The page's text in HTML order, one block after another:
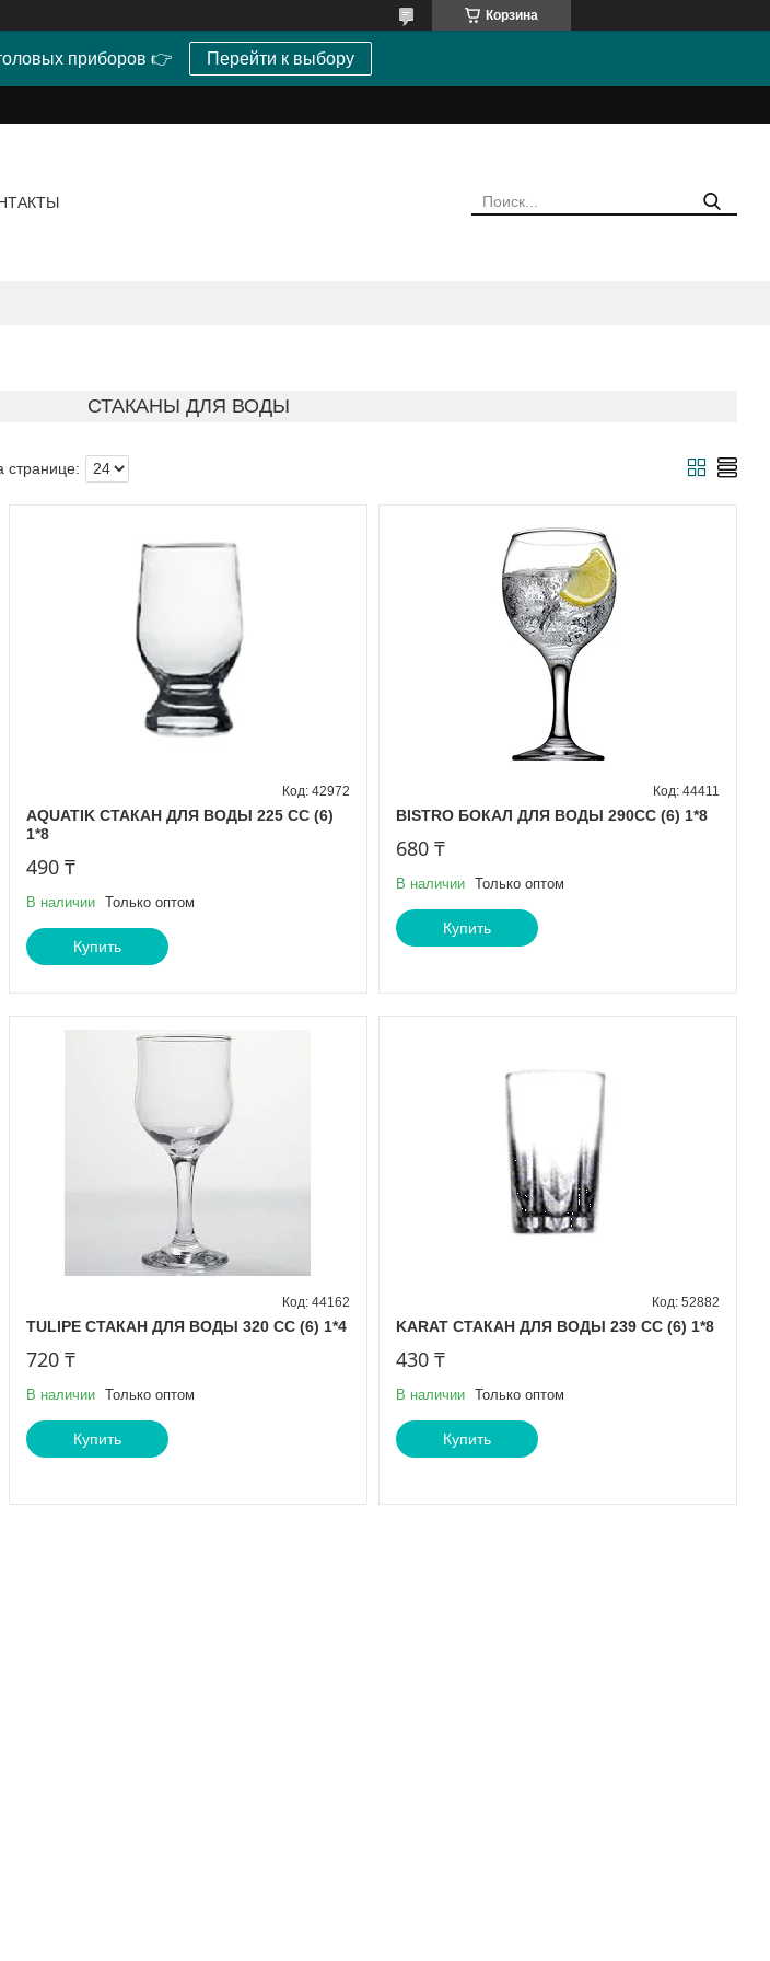
Корзина
приборов 👉 Перейти к выбору
СТАКАНЫ ДЛЯ ВОДЫ
AQUATIK СТАКАН ДЛЯ ВОДЫ 225 CC (6)
1*8
42972
490 ₸
В наличии Только оптом
Купить
BISTRO БОКАЛ ДЛЯ ВОДЫ 290СС (6) 1*8
44411
680 ₸
В наличии Только оптом
Купить
TULIPE СТАКАН ДЛЯ ВОДЫ 320 СС (6) 1*4
44162
720 ₸
В наличии Только оптом
Купить
KARAT СТАКАН ДЛЯ ВОДЫ 239 CC (6) 1*8
52882
430 ₸
В наличии Только оптом
Купить